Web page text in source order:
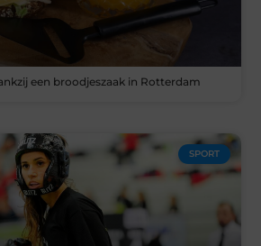
een broodjeszaak in Rotterdam
SPORT